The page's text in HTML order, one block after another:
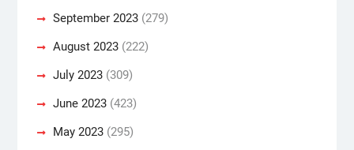
September 2023(279)
August 2023(222)
July 2023(309)
June 2023(423)
May 2023(295)